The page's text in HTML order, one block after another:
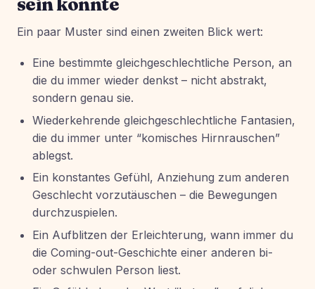
Ein paar Muster sind einen zweiten Blick wert:
Eine bestimmte gleichgeschlechtliche Person, an
die du immer wieder denkst – nicht abstrakt,
sondern genau sie.
Wiederkehrende gleichgeschlechtliche Fantasien,
die du immer unter “komisches Hirnrauschen”
ablegst.
Ein konstantes Gefühl, Anziehung zum anderen
Geschlecht vorzutäuschen – die Bewegungen
durchzuspielen.
Ein Aufblitzen der Erleichterung, wann immer du
die Coming-out-Geschichte einer anderen bi-
oder schwulen Person liest.